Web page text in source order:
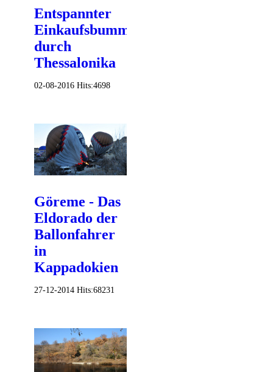
Entspannter
Einkaufsbummel
durch
Thessalonika
02-08-2016 Hits:4698
Göreme - Das
Eldorado der
Ballonfahrer
in
Kappadokien
27-12-2014 Hits:68231